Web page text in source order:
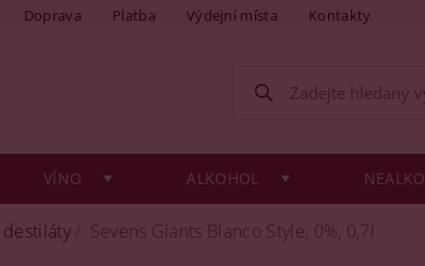
Doprava Platba Výdejní místa Kontakty
VÍNO ALKOHOL NEALKO
Sevens Giants Blanco Style, 0%, 0,7l